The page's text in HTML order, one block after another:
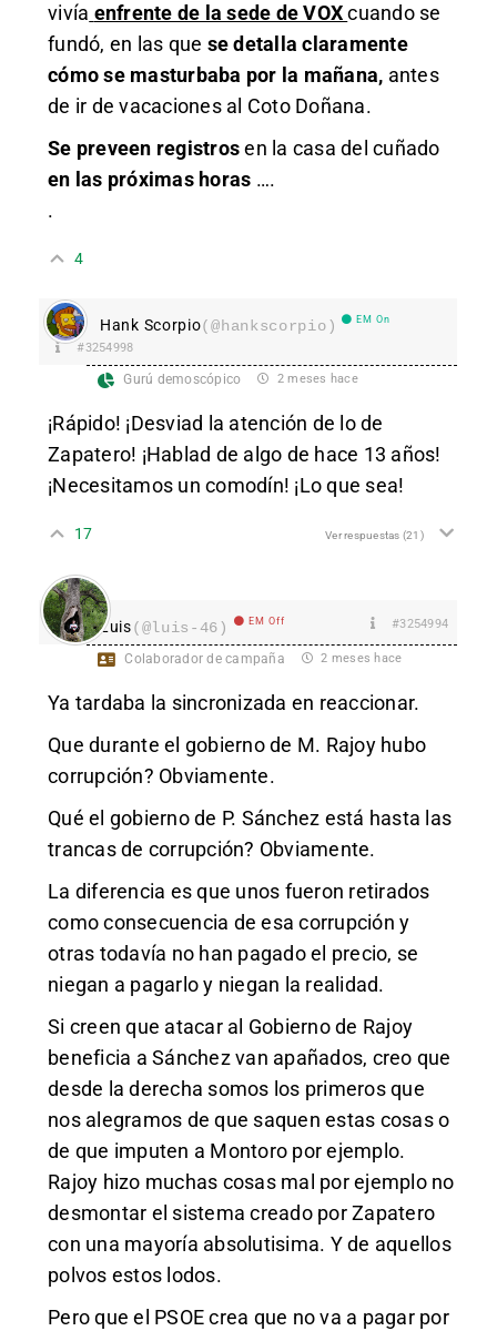
vivía enfrente de la sede de VOXcuando se
fundó, en las que se detalla claramente
cómo se masturbaba por la mañana, antes
de ir de vacaciones al Coto Doñana.
Se preveen registrosen la casa del cuñado
en las próximas horas ….
.
4
Hank Scorpio(@hankscorpio) EM On
#3254998
Gurú demoscópico 2 meses hace
¡Rápido! ¡Desviad la atención de lo de
Zapatero! ¡Hablad de algo de hace 13 años!
¡Necesitamos un comodín! ¡Lo que sea!
17 Ver respuestas (21)
Luis(@luis-46) EM Off #3254994
Colaborador de campaña 2 meses hace
Ya tardaba la sincronizada en reaccionar.
Que durante el gobierno de M. Rajoy hubo
corrupción? Obviamente.
Qué el gobierno de P. Sánchez está hasta las
trancas de corrupción? Obviamente.
La diferencia es que unos fueron retirados
como consecuencia de esa corrupción y
otras todavía no han pagado el precio, se
niegan a pagarlo y niegan la realidad.
Si creen que atacar al Gobierno de Rajoy
beneficia a Sánchez van apañados, creo que
desde la derecha somos los primeros que
nos alegramos de que saquen estas cosas o
de que imputen a Montoro por ejemplo.
Rajoy hizo muchas cosas mal por ejemplo no
desmontar el sistema creado por Zapatero
con una mayoría absolutisima. Y de aquellos
polvos estos lodos.
Pero que el PSOE crea que no va a pagar por